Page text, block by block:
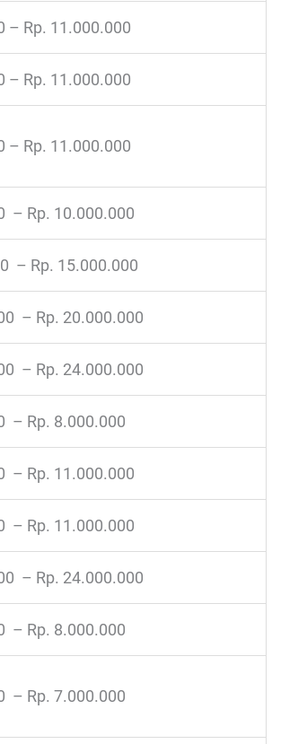
– Rp. 11.000.000
– Rp. 11.000.000
– Rp. 11.000.000
– Rp. 10.000.000
– Rp. 15.000.000
– Rp. 20.000.000
– Rp. 24.000.000
– Rp. 8.000.000
– Rp. 11.000.000
– Rp. 11.000.000
– Rp. 24.000.000
– Rp. 8.000.000
– Rp. 7.000.000